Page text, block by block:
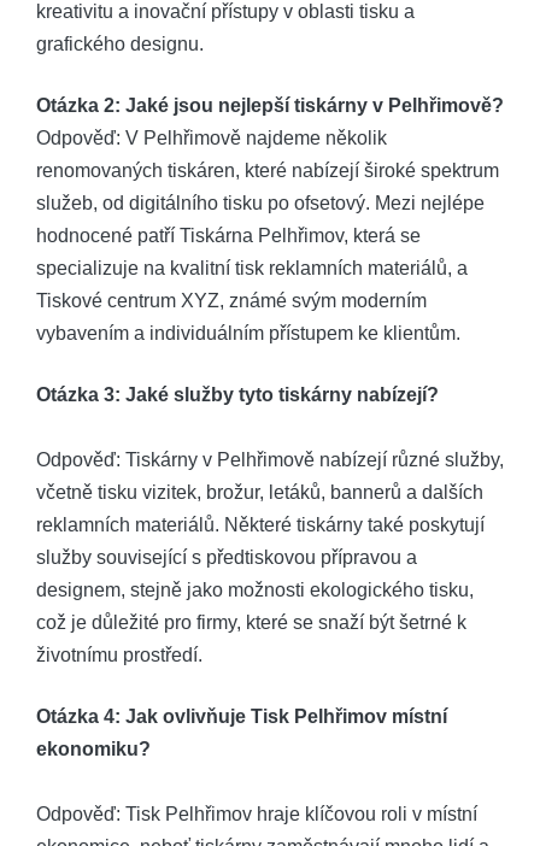
kreativitu a inovační​ přístupy v‍ oblasti ​tisku a
grafického designu.
Otázka 2: Jaké jsou‍ nejlepší⁢ tiskárny ​v Pelhřimově?
Odpověď: V Pelhřimově‌ najdeme‍ několik
renomovaných tiskáren,⁢ které nabízejí široké⁤ spektrum ​
služeb, od ​digitálního tisku po ⁢ofsetový. Mezi nejlépe
hodnocené patří ​Tiskárna Pelhřimov, která‌ se
specializuje na kvalitní tisk reklamních materiálů, a
Tiskové centrum‌ XYZ, známé svým moderním
vybavením a individuálním přístupem ke klientům.
Otázka ⁤3: Jaké‌ služby tyto tiskárny nabízejí?
Odpověď: Tiskárny⁢ v Pelhřimově nabízejí různé⁤ služby,
včetně tisku vizitek, brožur, letáků, bannerů​ a dalších
reklamních materiálů. Některé tiskárny také‍ poskytují
služby související s předtiskovou přípravou a⁢
designem, stejně ⁤jako⁢ možnosti ekologického tisku,
což ‍je důležité pro firmy, které se ‍snaží ⁣být šetrné k⁣
životnímu ⁣prostředí.
Otázka 4: Jak ovlivňuje Tisk ⁣Pelhřimov místní⁣
ekonomiku?
Odpověď: ‌Tisk Pelhřimov hraje‌ klíčovou roli v místní